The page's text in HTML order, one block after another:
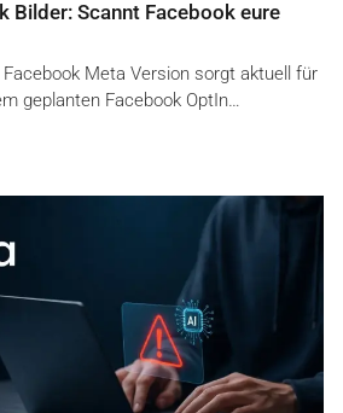
Bilder: Scannt Facebook eure
Meta Version sorgt aktuell für
geplanten Facebook OptIn…